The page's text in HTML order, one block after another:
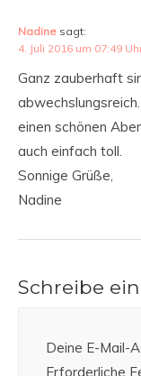
Nadine sagt:
4. Juli 2016 um 07:49
Ganz zauberhaft
einen schönen
auch einfach toll.
Sonnige Grüße,
Nadine
Schreibe
Deine E-Mail-
Erforderliche